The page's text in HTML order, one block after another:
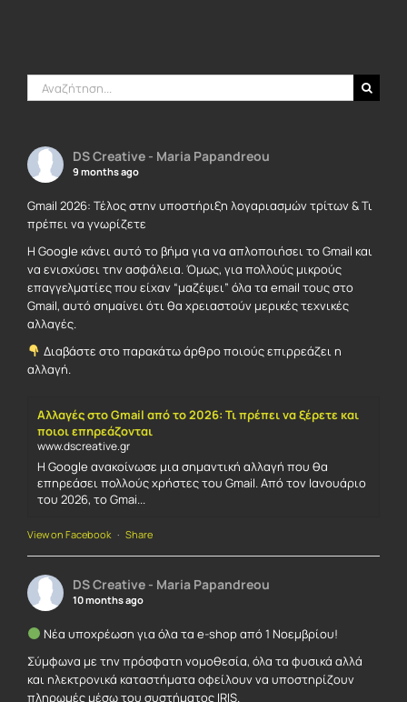
Αναζήτηση
για:
DS Creative - Maria Papandreou
9 months ago
Gmail 2026: Τέλος στην υποστήριξη λογαριασμών τρίτων & Τι
πρέπει να γνωρίζετε
Η Google κάνει αυτό το βήμα για να απλοποιήσει το Gmail και
να ενισχύσει την ασφάλεια. Όμως, για πολλούς μικρούς
επαγγελματίες που είχαν “μαζέψει” όλα τα email τους στο
Gmail, αυτό σημαίνει ότι θα χρειαστούν μερικές τεχνικές
αλλαγές.
Διαβάστε στο παρακάτω άρθρο ποιούς επιρρεάζει η
αλλαγή.
Αλλαγές στο Gmail από το 2026: Τι πρέπει να ξέρετε και
ποιοι επηρεάζονται
www.dscreative.gr
Η Google ανακοίνωσε μια σημαντική αλλαγή που θα
επηρεάσει πολλούς χρήστες του Gmail. Από τον Ιανουάριο
του 2026, το Gmai...
View on Facebook · Share
DS Creative - Maria Papandreou
10 months ago
Νέα υποχρέωση για όλα τα e-shop από 1 Νοεμβρίου!
Σύμφωνα με την πρόσφατη νομοθεσία, όλα τα φυσικά αλλά
και ηλεκτρονικά καταστήματα οφείλουν να υποστηρίζουν
πληρωμές μέσω του συστήματος IRIS.